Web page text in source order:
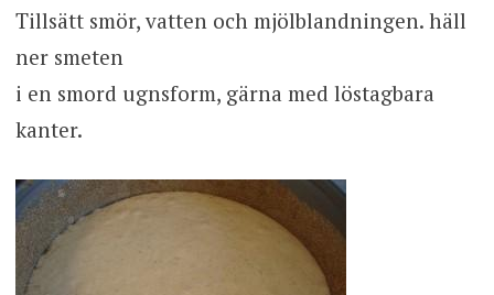
Tillsätt smör, vatten och mjölblandningen. häll
ner smeten
i en smord ugnsform, gärna med löstagbara
kanter.